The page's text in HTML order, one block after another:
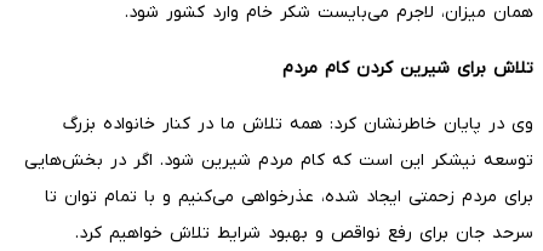
همان میزان، لاجرم می‌بایست شکر خام وارد کشور ‌شود.
تلاش برای شیرین کردن کام مردم
وی در پایان خاطرنشان کرد: همه تلاش ما در کنار خانواده بزرگ
توسعه نیشکر این است که کام مردم شیرین شود. اگر در بخش‌هایی
برای مردم زحمتی ایجاد شده، عذرخواهی می‌کنیم و با تمام توان تا
سرحد جان برای رفع نواقص و بهبود شرایط تلاش خواهیم کرد.